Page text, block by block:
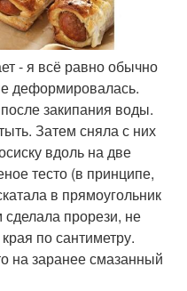
- я всё равно обычно
деформировалась.
закипания воды.
Затем сняла с них
вдоль на две
тесто (в принципе,
в прямоугольник
прорези, не
по сантиметру.
на заранее смазанный